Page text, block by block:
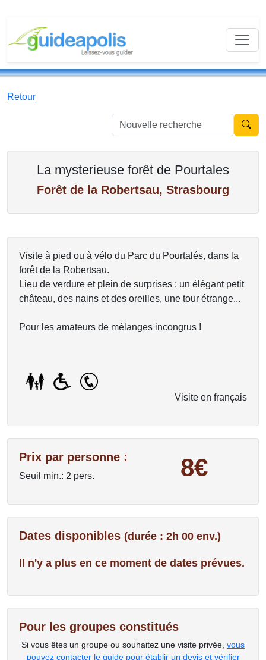
Retour
La mysterieuse forêt de Pourtales
Forêt de la Robertsau, Strasbourg
Visite à pied ou à vélo du Parc du Pourtalés, dans la
forêt de la Robertsau.
Lieu de verdure et plein de surprises : un élégant petit
château, des nains et des oreilles, une tour étrange...
Pour les amateurs de mélanges incongrus !
Visite en français
Prix par personne :
Seuil min.: 2 pers. 8€
Dates disponibles (durée : 2h 00 env.)
Il n'y a plus en ce moment de dates prévues.
Pour les groupes constitués
Si vous êtes un groupe ou souhaitez une visite privée, vous
pouvez contacter le guide pour établir un devis et vérifier